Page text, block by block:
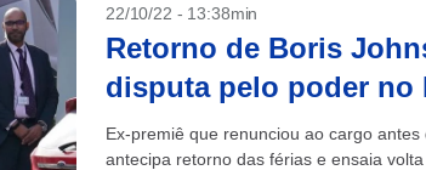
22/10/22 - 13:38min
Retorno de Boris
disputa pelo poder no
Ex-premiê que renunciou ao cargo
antecipa retorno das férias e ensaia